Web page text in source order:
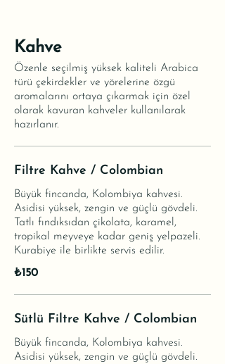
Kahve
Özenle seçilmiş yüksek kaliteli Arabica
türü çekirdekler ve yörelerine özgü
aromalarını ortaya çıkarmak için özel
olarak kavuran kahveler kullanılarak
hazırlanır.
Filtre Kahve / Colombian
Büyük fincanda, Kolombiya kahvesi.
Asidisi yüksek, zengin ve güçlü gövdeli.
Tatlı fındıksıdan çikolata, karamel,
tropikal meyveye kadar geniş yelpazeli.
Kurabiye ile birlikte servis edilir.
₺150
Sütlü Filtre Kahve / Colombian
Büyük fincanda, Kolombiya kahvesi.
Asidisi yüksek, zengin ve güçlü gövdeli.